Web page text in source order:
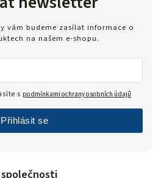
společnosti
vám budeme zasílat informace o
na našem e-shopu.
s podmínkami ochrany osobních údajů
Přihlásit se